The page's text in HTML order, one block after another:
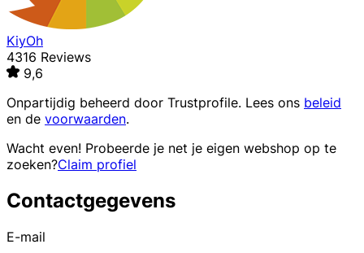
KiyOh
4316 Reviews
9,6
Onpartijdig beheerd door Trustprofile. Lees ons beleid
en de voorwaarden.
Wacht even! Probeerde je net je eigen webshop op te
zoeken?Claim profiel
Contactgegevens
E-mail